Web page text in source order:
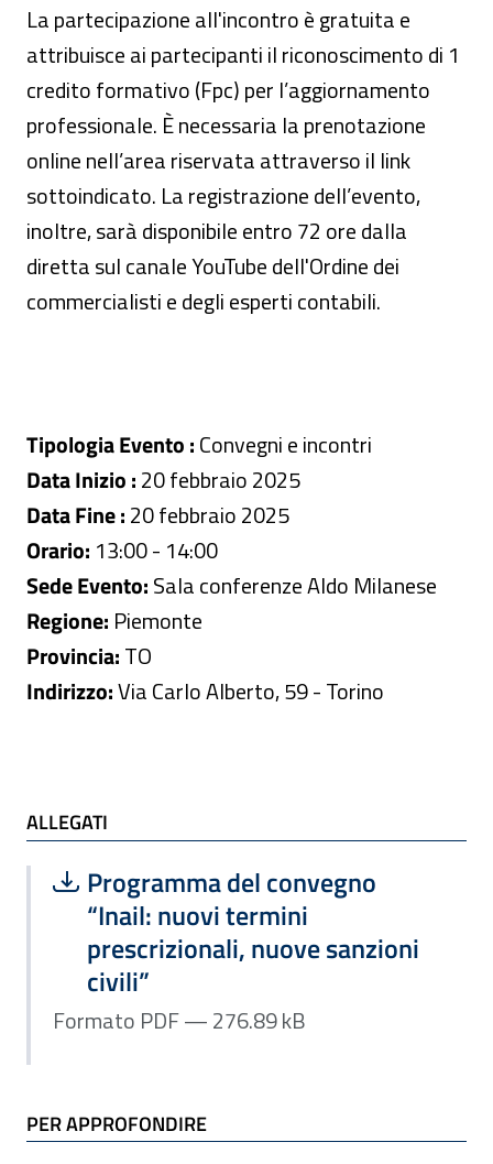
La partecipazione all'incontro è gratuita e
attribuisce ai partecipanti il riconoscimento di 1
credito formativo (Fpc) per l’aggiornamento
professionale. È necessaria la prenotazione
online nell’area riservata attraverso il link
sottoindicato. La registrazione dell’evento,
inoltre, sarà disponibile entro 72 ore dalla
diretta sul canale YouTube dell'Ordine dei
commercialisti e degli esperti contabili.
Tipologia Evento :Convegni e incontri
Data Inizio :20 febbraio 2025
Data Fine :20 febbraio 2025
Orario: 13:00 - 14:00
Sede Evento:Sala conferenze Aldo Milanese
Regione: Piemonte
Provincia:TO
Indirizzo:Via Carlo Alberto, 59 - Torino
ALLEGATI e TI POTREBBE INTERESSARE
ALLEGATI
Scarica file:
Programma del convegno
“Inail: nuovi termini
prescrizionali, nuove sanzioni
civili”
Formato PDF — Dimensione 276.89 kB
Formato PDF — 276.89 kB
PER APPROFONDIRE